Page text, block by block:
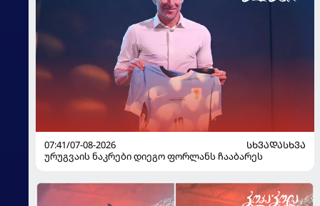
07:41/07-08-2026
ᲡᲮᲕᲐᲓᲐᲡᲮᲕᲐ
ურუგვაის ნაკრები დიეგო ფორლანს ჩააბარეს